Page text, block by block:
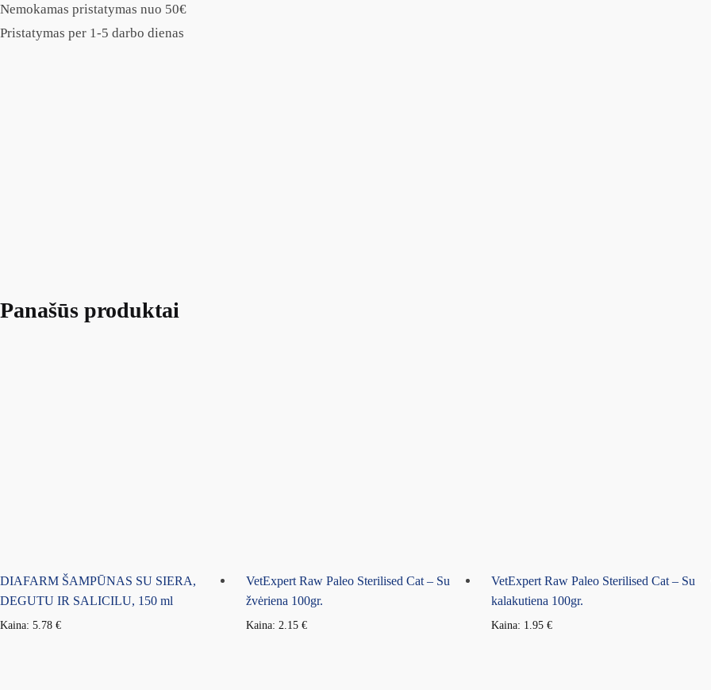
Nemokamas pristatymas nuo 50€
Pristatymas per 1-5 darbo dienas
Panašūs produktai
DIAFARM ŠAMPŪNAS SU SIERA,
DEGUTU IR SALICILU, 150 ml
Kaina: 5.78 €
VetExpert Raw Paleo Sterilised Cat – Su
žvėriena 100gr.
Kaina: 2.15 €
VetExpert Raw Paleo Sterilised Cat – Su
kalakutiena 100gr.
Kaina: 1.95€